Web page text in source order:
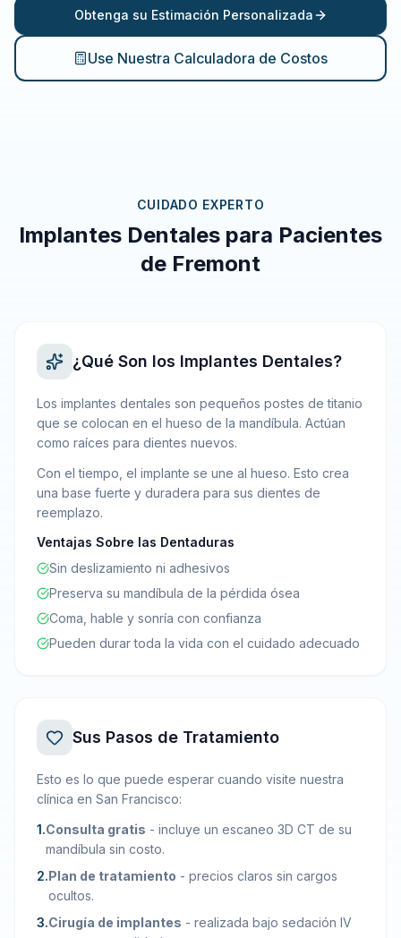
Obtenga su Estimación Personalizada
Use Nuestra Calculadora de Costos
CUIDADO EXPERTO
Implantes Dentales para Pacientes
de Fremont
¿Qué Son los Implantes Dentales?
Los implantes dentales son pequeños postes de titanio
que se colocan en el hueso de la mandíbula. Actúan
como raíces para dientes nuevos.
Con el tiempo, el implante se une al hueso. Esto crea
una base fuerte y duradera para sus dientes de
reemplazo.
Ventajas Sobre las Dentaduras
Sin deslizamiento ni adhesivos
Preserva su mandíbula de la pérdida ósea
Coma, hable y sonría con confianza
Pueden durar toda la vida con el cuidado adecuado
Sus Pasos de Tratamiento
Esto es lo que puede esperar cuando visite nuestra
clínica en San Francisco:
1.Consulta gratis - incluye un escaneo 3D CT de su
mandíbula sin costo.
2.Plan de tratamiento - precios claros sin cargos
ocultos.
3.Cirugía de implantes - realizada bajo sedación IV